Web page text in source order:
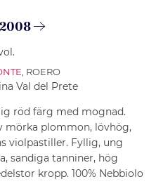
, ROERO
Val del Prete
röd färg med mognad.
mörka plommon, lövhög,
violpastiller. Fyllig, ung
sandiga tanniner, hög
kropp. 100% Nebbiolo